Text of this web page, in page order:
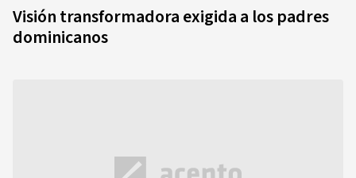
Visión transformadora exigida a los padres
dominicanos